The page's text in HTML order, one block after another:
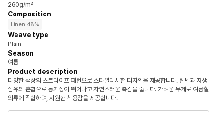
260g/m²
Composition
Linen 48%
Weave type
Plain
Season
여름
Product description
다양한 색상의 스트라이프 패턴으로 스타일리시한 디자인을 제공합니다. 린넨과 재생
섬유의 혼합으로 통기성이 뛰어나고 자연스러운 촉감을 줍니다. 가벼운 무게로 여름철
의류에 적합하며, 시원한 착용감을 제공합니다.